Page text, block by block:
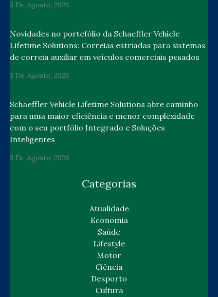
5 De Agosto, 2026
Novidades no portefólio da Schaeffler Vehicle
Lifetime Solutions: Correias estriadas para sistemas
de correia auxiliar em veículos comerciais pesados
5 De Agosto, 2026
Schaeffler Vehicle Lifetime Solutions abre caminho
para uma maior eficiência e menor complexidade
com o seu portfólio Integrado e Soluções
Inteligentes
5 De Agosto, 2026
Categorias
Atualidade
Economia
Saúde
Lifestyle
Motor
Ciência
Desporto
Cultura